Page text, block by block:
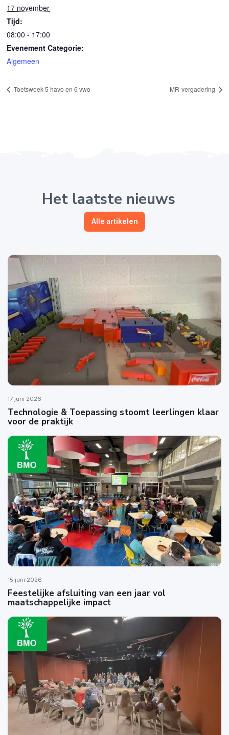
17 november
Tijd:
08:00 - 17:00
Evenement Categorie:
Algemeen
Toetsweek 5 havo en 6 vwo MR-vergadering
Het laatste nieuws
Alle artikelen
17 juni 2026
Technologie & Toepassing stoomt leerlingen klaar
voor de praktijk
15 juni 2026
Feestelijke afsluiting van een jaar vol
maatschappelijke impact